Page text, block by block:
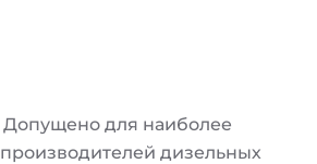
Допущено для наиболее
дизельных